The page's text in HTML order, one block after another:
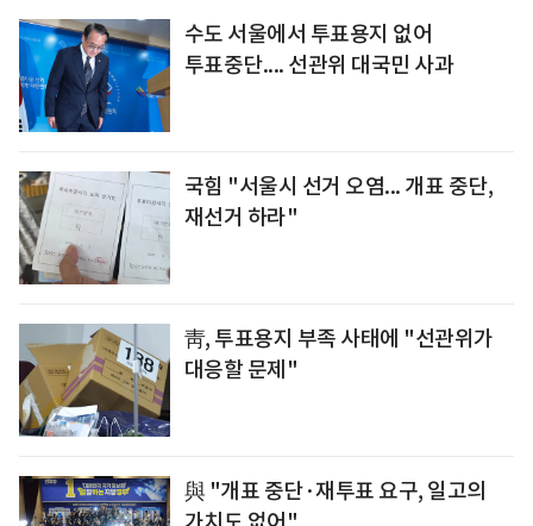
수도 서울에서 투표용지 없어
투표중단.... 선관위 대국민 사과
국힘 "서울시 선거 오염... 개표 중단,
재선거 하라"
靑, 투표용지 부족 사태에 "선관위가
대응할 문제"
與 "개표 중단·재투표 요구, 일고의